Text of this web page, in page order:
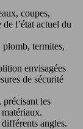
coupes,
l’état actuel du
plomb, termites,
envisagées
de sécurité
précisant les
angles.